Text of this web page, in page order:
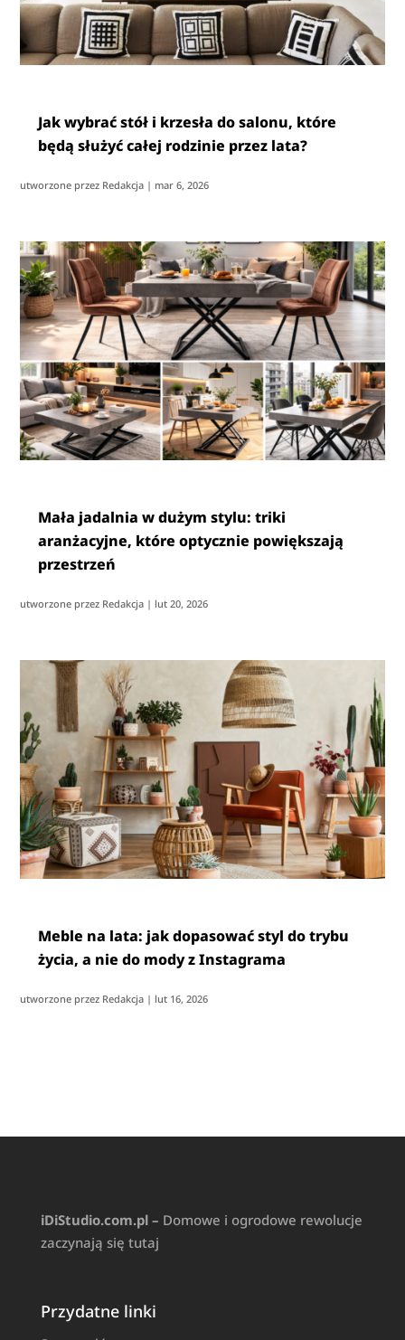
Jak wybrać stół i krzesła do salonu, które
będą służyć całej rodzinie przez lata?
utworzone przez Redakcja | mar 6, 2026
Mała jadalnia w dużym stylu: triki
aranżacyjne, które optycznie powiększają
przestrzeń
utworzone przez Redakcja | lut 20, 2026
Meble na lata: jak dopasować styl do trybu
życia, a nie do mody z Instagrama
utworzone przez Redakcja | lut 16, 2026
iDiStudio.com.pl – Domowe i ogrodowe rewolucje
zaczynają się tutaj
Przydatne linki